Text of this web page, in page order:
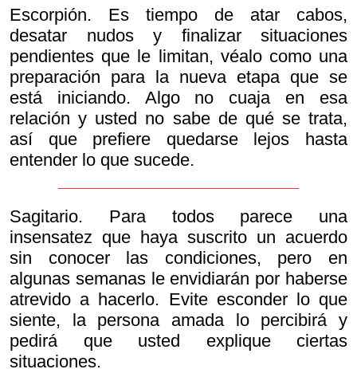
Escorpión. Es tiempo de atar cabos,
desatar nudos y finalizar situaciones
pendientes que le limitan, véalo como una
preparación para la nueva etapa que se
está iniciando. Algo no cuaja en esa
relación y usted no sabe de qué se trata,
así que prefiere quedarse lejos hasta
entender lo que sucede.
Sagitario. Para todos parece una
insensatez que haya suscrito un acuerdo
sin conocer las condiciones, pero en
algunas semanas le envidiarán por haberse
atrevido a hacerlo. Evite esconder lo que
siente, la persona amada lo percibirá y
pedirá que usted explique ciertas
situaciones.